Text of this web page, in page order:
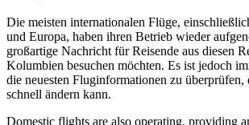
Die meisten internationalen Flüge,
und Europa, haben ihren Betrieb wieder
großartige Nachricht für Reisende aus diesen
Kolumbien besuchen möchten. Es ist jedoch
die neuesten Fluginformationen zu überprüfen,
schnell ändern kann.
Domestic flights are also operating, providing